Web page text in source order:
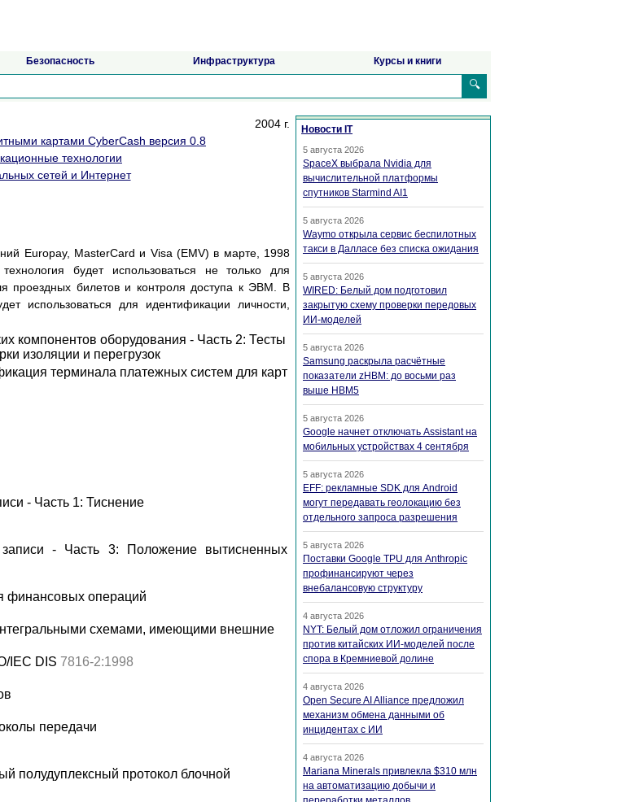
Безопасность Инфраструктура Курсы и книги
🔍
2004 г.
картами CyberCash версия 0.8
технологии
сетей и Интернет
Europay, MasterCard и Visa (EMV) в марте, 1998
будет использоваться не только для
проездных билетов и контроля доступа к ЭВМ. В
использоваться для идентификации личности,
компонентов оборудования - Часть 2: Тесты
изоляции и перегрузок
терминала платежных систем для карт
- Часть 1: Тиснение
- Часть 3: Положение вытисненных
финансовых операций
схемами, имеющими внешние
IEC DIS 7816-2:1998
передачи
полудуплексный протокол блочной
Новости IT
5 августа 2026
SpaceX выбрала Nvidia для
вычислительной платформы
спутников Starmind AI1
5 августа 2026
Waymo открыла сервис беспилотных
такси в Далласе без списка ожидания
5 августа 2026
WIRED: Белый дом подготовил
закрытую схему проверки передовых
ИИ-моделей
5 августа 2026
Samsung раскрыла расчётные
показатели zHBM: до восьми раз
выше HBM5
5 августа 2026
Google начнет отключать Assistant на
мобильных устройствах 4 сентября
5 августа 2026
EFF: рекламные SDK для Android
могут передавать геолокацию без
отдельного запроса разрешения
5 августа 2026
Поставки Google TPU для Anthropic
профинансируют через
внебалансовую структуру
4 августа 2026
NYT: Белый дом отложил ограничения
против китайских ИИ-моделей после
спора в Кремниевой долине
4 августа 2026
Open Secure AI Alliance предложил
механизм обмена данными об
инцидентах с ИИ
4 августа 2026
Mariana Minerals привлекла $310 млн
на автоматизацию добычи и